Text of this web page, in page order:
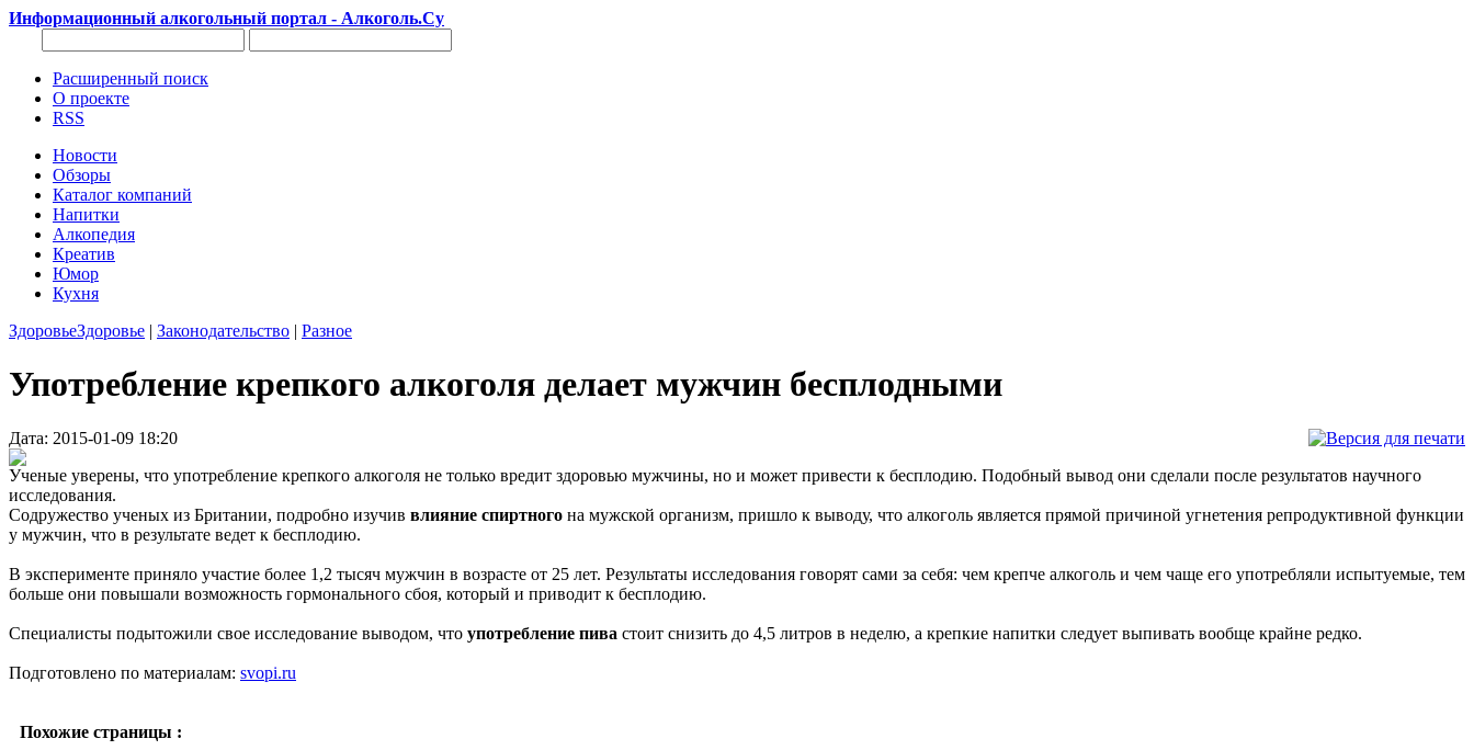
Информационный алкогольный портал - Алкоголь.Су
Расширенный поиск
О проекте
RSS
Новости
Обзоры
Каталог компаний
Напитки
Алкопедия
Креатив
Юмор
Кухня
ЗдоровьеЗдоровье | Законодательство | Разное
Употребление крепкого алкоголя делает мужчин бесплодными
Дата: 2015-01-09 18:20
Ученые уверены, что употребление крепкого алкоголя не только вредит здоровью мужчины, но и может привести к бесплодию. Подобный вывод они сделали после результатов научного
исследования.
Содружество ученых из Британии, подробно изучив влияние спиртного на мужской организм, пришло к выводу, что алкоголь является прямой причиной угнетения репродуктивной функции
у мужчин, что в результате ведет к бесплодию.
В эксперименте приняло участие более 1,2 тысяч мужчин в возрасте от 25 лет. Результаты исследования говорят сами за себя: чем крепче алкоголь и чем чаще его употребляли испытуемые, тем
больше они повышали возможность гормонального сбоя, который и приводит к бесплодию.
Специалисты подытожили свое исследование выводом, что употребление пива стоит снизить до 4,5 литров в неделю, а крепкие напитки следует выпивать вообще крайне редко.
Подготовлено по материалам: svopi.ru
Похожие страницы :